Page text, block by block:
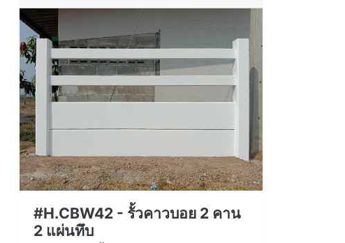
#H.CBW42 - รั้วคาวบอย 2 คาน
2 แผ่นทึบ